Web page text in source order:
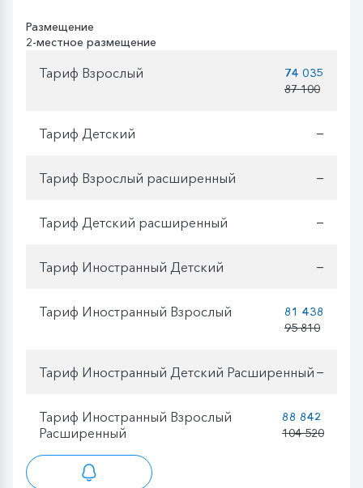
Размещение
2-местное размещение
Тариф Взрослый
74 035
87 100
Тариф Детский —
Тариф Взрослый расширенный —
Тариф Детский расширенный —
Тариф Иностранный Детский —
Тариф Иностранный Взрослый
81 438
95 810
Тариф Иностранный Детский Расширенный —
Тариф Иностранный Взрослый
Расширенный
88 842
104 520